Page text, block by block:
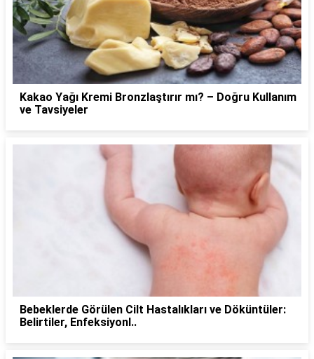
Kakao Yağı Kremi Bronzlaştırır mı? – Doğru Kullanım
ve Tavsiyeler
Bebeklerde Görülen Cilt Hastalıkları ve Döküntüler:
Belirtiler, Enfeksiyonl..